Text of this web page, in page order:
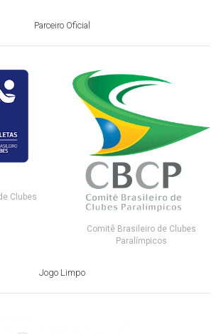
Parceiro Oficial
Clubes
Comitê Brasileiro de Clubes
Paralímpicos
Jogo Limpo